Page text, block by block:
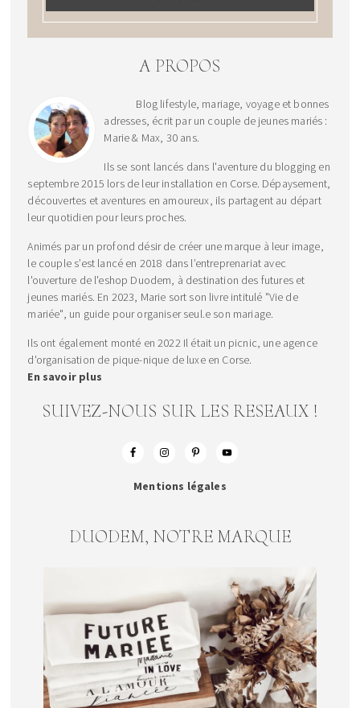
A PROPOS
Blog lifestyle, mariage, voyage et bonnes
adresses, écrit par un couple de jeunes mariés :
Marie & Max, 30 ans.
Ils se sont lancés dans l'aventure du blogging en
septembre 2015 lors de leur installation en Corse. Dépaysement,
découvertes et aventures en amoureux, ils partagent au départ
leur quotidien pour leurs proches.
Animés par un profond désir de créer une marque à leur image,
le couple s’est lancé en 2018 dans l’entreprenariat avec
l'ouverture de l'eshop Duodem, à destination des futures et
jeunes mariés. En 2023, Marie sort son livre intitulé "Vie de
mariée", un guide pour organiser seul.e son mariage.
Ils ont également monté en 2022 Il était un picnic, une agence
d'organisation de pique-nique de luxe en Corse.
En savoir plus
SUIVEZ-NOUS SUR LES RESEAUX !
Mentions légales
DUODEM, NOTRE MARQUE